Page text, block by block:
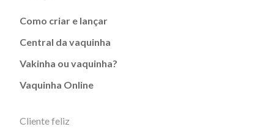
Como criar e lançar
Central da vaquinha
Vakinha ou vaquinha?
Vaquinha Online
Cliente feliz